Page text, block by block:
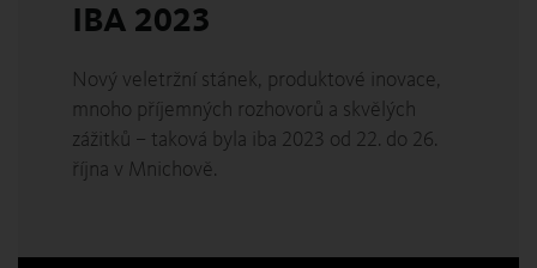
IBA 2023
Nový veletržní stánek, produktové inovace,
mnoho příjemných rozhovorů a skvělých
zážitků – taková byla iba 2023 od 22. do 26.
října v Mnichově.